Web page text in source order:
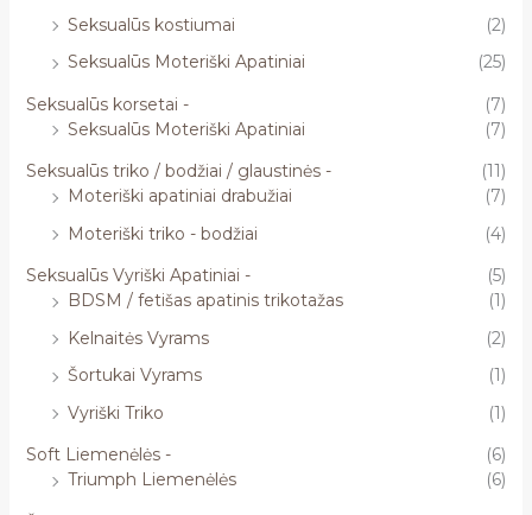
Seksualūs kostiumai
(2)
Seksualūs Moteriški Apatiniai
(25)
Seksualūs korsetai -
(7)
Seksualūs Moteriški Apatiniai
(7)
Seksualūs triko / bodžiai / glaustinės -
(11)
Moteriški apatiniai drabužiai
(7)
Moteriški triko - bodžiai
(4)
Seksualūs Vyriški Apatiniai -
(5)
BDSM / fetišas apatinis trikotažas
(1)
Kelnaitės Vyrams
(2)
Šortukai Vyrams
(1)
Vyriški Triko
(1)
Soft Liemenėlės -
(6)
Triumph Liemenėlės
(6)